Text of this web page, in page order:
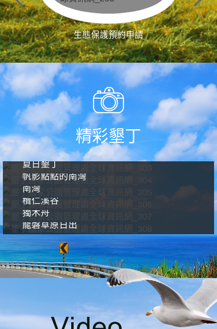
生態保護預約申請
精彩墾丁
夏日墾丁
帆影點點的南灣
南灣
欖仁溪谷
獨木舟
龍磐草原日出